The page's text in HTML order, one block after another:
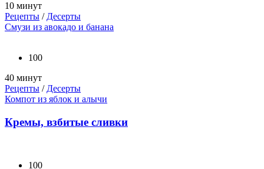
10 минут
Рецепты /Десерты
Смузи из авокадо и банана
100
40 минут
Рецепты /Десерты
Компот из яблок и алычи
Кремы, взбитые сливки
100